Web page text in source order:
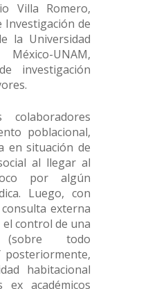
Villa Romero,
Investigación de
la Universidad
UNAM,
investigación
poblacional,
en situación de
al llegar al
por algún
Luego, con
externa
control de una
(sobre todo
posteriormente,
habitacional
ex académicos